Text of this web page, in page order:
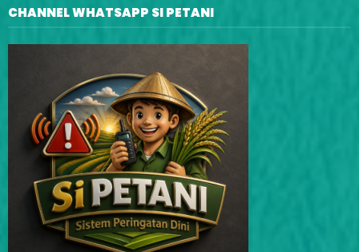
CHANNEL WHATSAPP SI PETANI